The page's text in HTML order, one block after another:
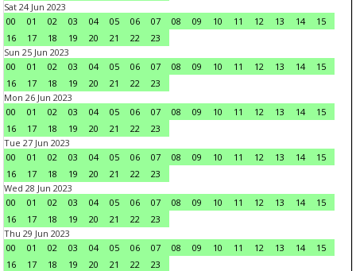
Sat 24 Jun 2023
00
01 02 03 04 05 06 07 08 09 10 11 12 13 14
15
16
17 18 19 20 21 22
23
Sun 25 Jun 2023
00
01 02 03 04 05 06 07 08 09 10 11 12 13 14
15
16
17 18 19 20 21 22
23
Mon 26 Jun 2023
00
01 02 03 04 05 06 07 08 09 10 11 12 13 14
15
16
17 18 19 20 21 22
23
Tue 27 Jun 2023
00
01 02 03 04 05 06 07 08 09 10 11 12 13 14
15
16
17 18 19 20 21 22
23
Wed 28 Jun 2023
00
01 02 03 04 05 06 07 08 09 10 11 12 13 14
15
16
17 18 19 20 21 22
23
Thu 29 Jun 2023
00
01 02 03 04 05 06 07 08 09 10 11 12 13 14
15
16
17 18 19 20 21 22
23